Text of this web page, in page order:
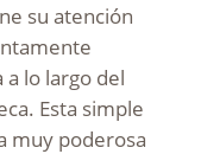
su atención
lo largo del
Esta simple
muy poderosa